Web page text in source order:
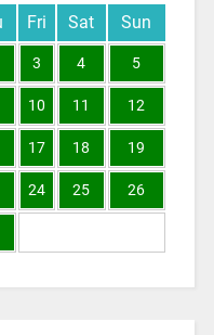
Fri Sat Sun
3 4 5
10 11 12
17 18 19
24 25 26